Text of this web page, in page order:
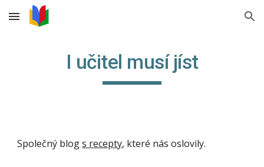
Skip to main content Skip to navigation
I učitel musí jíst
Společný blog s recepty, které nás oslovily.